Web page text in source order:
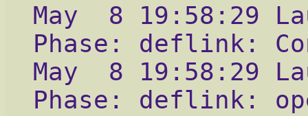
May  8 19:58:29
Phase: deflink:
May  8 19:58:29
Phase: deflink: